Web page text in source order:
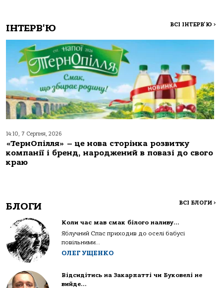
ІНТЕРВ'Ю ВСІ ІНТЕРВ'Ю >
14:10, 7 Серпня, 2026
«ТернОпілля» – це нова сторінка розвитку
компанії і бренд, народжений в повазі до свого
краю
БЛОГИ ВСІ БЛОГИ >
Коли час мав смак білого наливу…
Яблучний Спас приходив до оселі бабусі
повільними...
ОЛЕГ УЩЕНКО
Відсидітись на Закарпатті чи Буковелі не
вийде…